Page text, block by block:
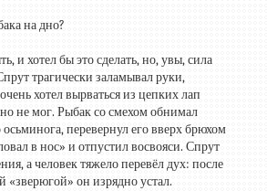
на дно?
и хотел бы это сделать, но, увы, сила
трагически заламывал руки,
хотел вырваться из цепких лап
не мог. Рыбак со смехом обнимал
перевернул его вверх брюхом
в нос» и отпустил восвояси. Спрут
а человек тяжело перевёл дух: после
«зверюгой» он изрядно устал.